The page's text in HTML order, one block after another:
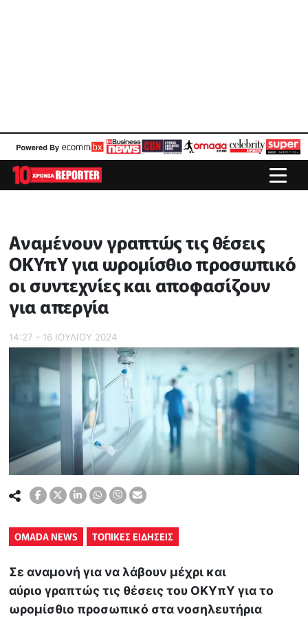
Αναμένουν γραπτώς τις θέσεις
ΟΚΥπΥ για ωρομίσθιο προσωπικό
οι συντεχνίες και αποφασίζουν
για απεργία
14:27 - 16 ΙΟΥΛΙΟΥ 2024
OMADA NEWS ΤΟΠΙΚΕΣ ΕΙΔΗΣΕΙΣ
Σε αναμονή για να λάβουν μέχρι και
αύριο γραπτώς τις θέσεις του ΟΚΥπΥ για το
ωρομίσθιο προσωπικό στα νοσηλευτήρια